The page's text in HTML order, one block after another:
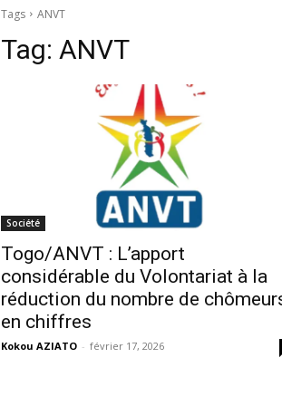
Tags ANVT
Tag: ANVT
Société
Togo/ANVT : L’apport
considérable du Volontariat à la
réduction du nombre de
en chiffres
Kokou AZIATO - février 17, 2026